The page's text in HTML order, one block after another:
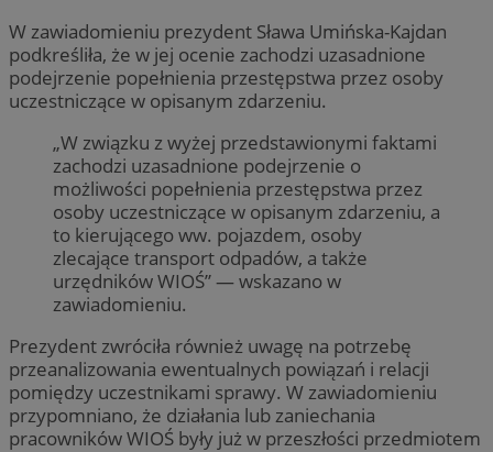
W zawiadomieniu prezydent Sława Umińska-Kajdan
podkreśliła, że w jej ocenie zachodzi uzasadnione
podejrzenie popełnienia przestępstwa przez osoby
uczestniczące w opisanym zdarzeniu.
„W związku z wyżej przedstawionymi faktami
zachodzi uzasadnione podejrzenie o
możliwości popełnienia przestępstwa przez
osoby uczestniczące w opisanym zdarzeniu, a
to kierującego ww. pojazdem, osoby
zlecające transport odpadów, a także
urzędników WIOŚ” — wskazano w
zawiadomieniu.
Prezydent zwróciła również uwagę na potrzebę
przeanalizowania ewentualnych powiązań i relacji
pomiędzy uczestnikami sprawy. W zawiadomieniu
przypomniano, że działania lub zaniechania
pracowników WIOŚ były już w przeszłości przedmiotem